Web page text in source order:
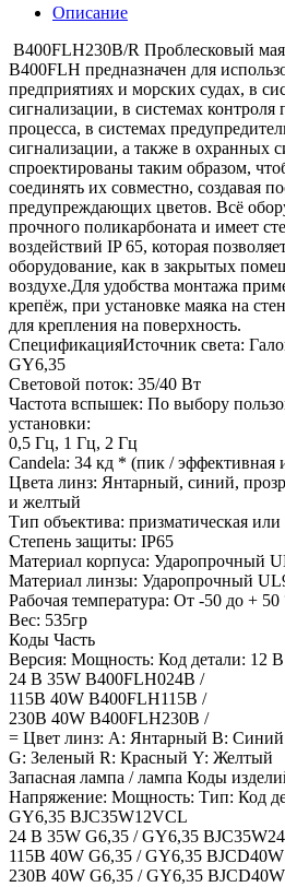
Описание
B400FLH230B/R Проблесковый
B400FLH предназначен для
предприятиях и морских судах, в
сигнализации, в системах контроля
процесса, в системах
сигнализации, а также в охранных
спроектированы таким образом,
соединять их совместно, создавая
предупреждающих цветов. Всё
прочного поликарбоната и имеет
воздействий IP 65, которая
оборудование, как в закрытых
воздухе.Для удобства монтажа
крепёж, при установке маяка на
для крепления на поверхность.
СпецификацияИсточник света:
GY6,35
Световой поток: 35/40 Вт
Частота вспышек: По выбору
установки:
0,5 Гц, 1 Гц, 2 Гц
Candela: 34 кд * (пик / эффективная
Цвета линз: Янтарный, синий,
и желтый
Тип объектива: призматическая или
Степень защиты: IP65
Материал корпуса: Ударопрочный
Материал линзы: Ударопрочный
Рабочая температура: От -50 до + 50
Вес: 535гр
Коды Часть
Версия: Мощность: Код детали: 12
24 В 35W B400FLH024B /
115В 40W B400FLH115B /
230В 40W B400FLH230B /
= Цвет линз: А: Янтарный B:
G: Зеленый R: Красный Y: Желтый
Запасная лампа / лампа Коды
Напряжение: Мощность: Тип: Код
GY6,35 BJC35W12VCL
24 В 35W G6,35 / GY6,35
115В 40W G6,35 / GY6,35
230В 40W G6,35 / GY6,35